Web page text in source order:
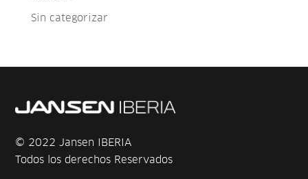
Sin categorizar
© 2022 Jansen IBERIA
Todos los derechos Reservados